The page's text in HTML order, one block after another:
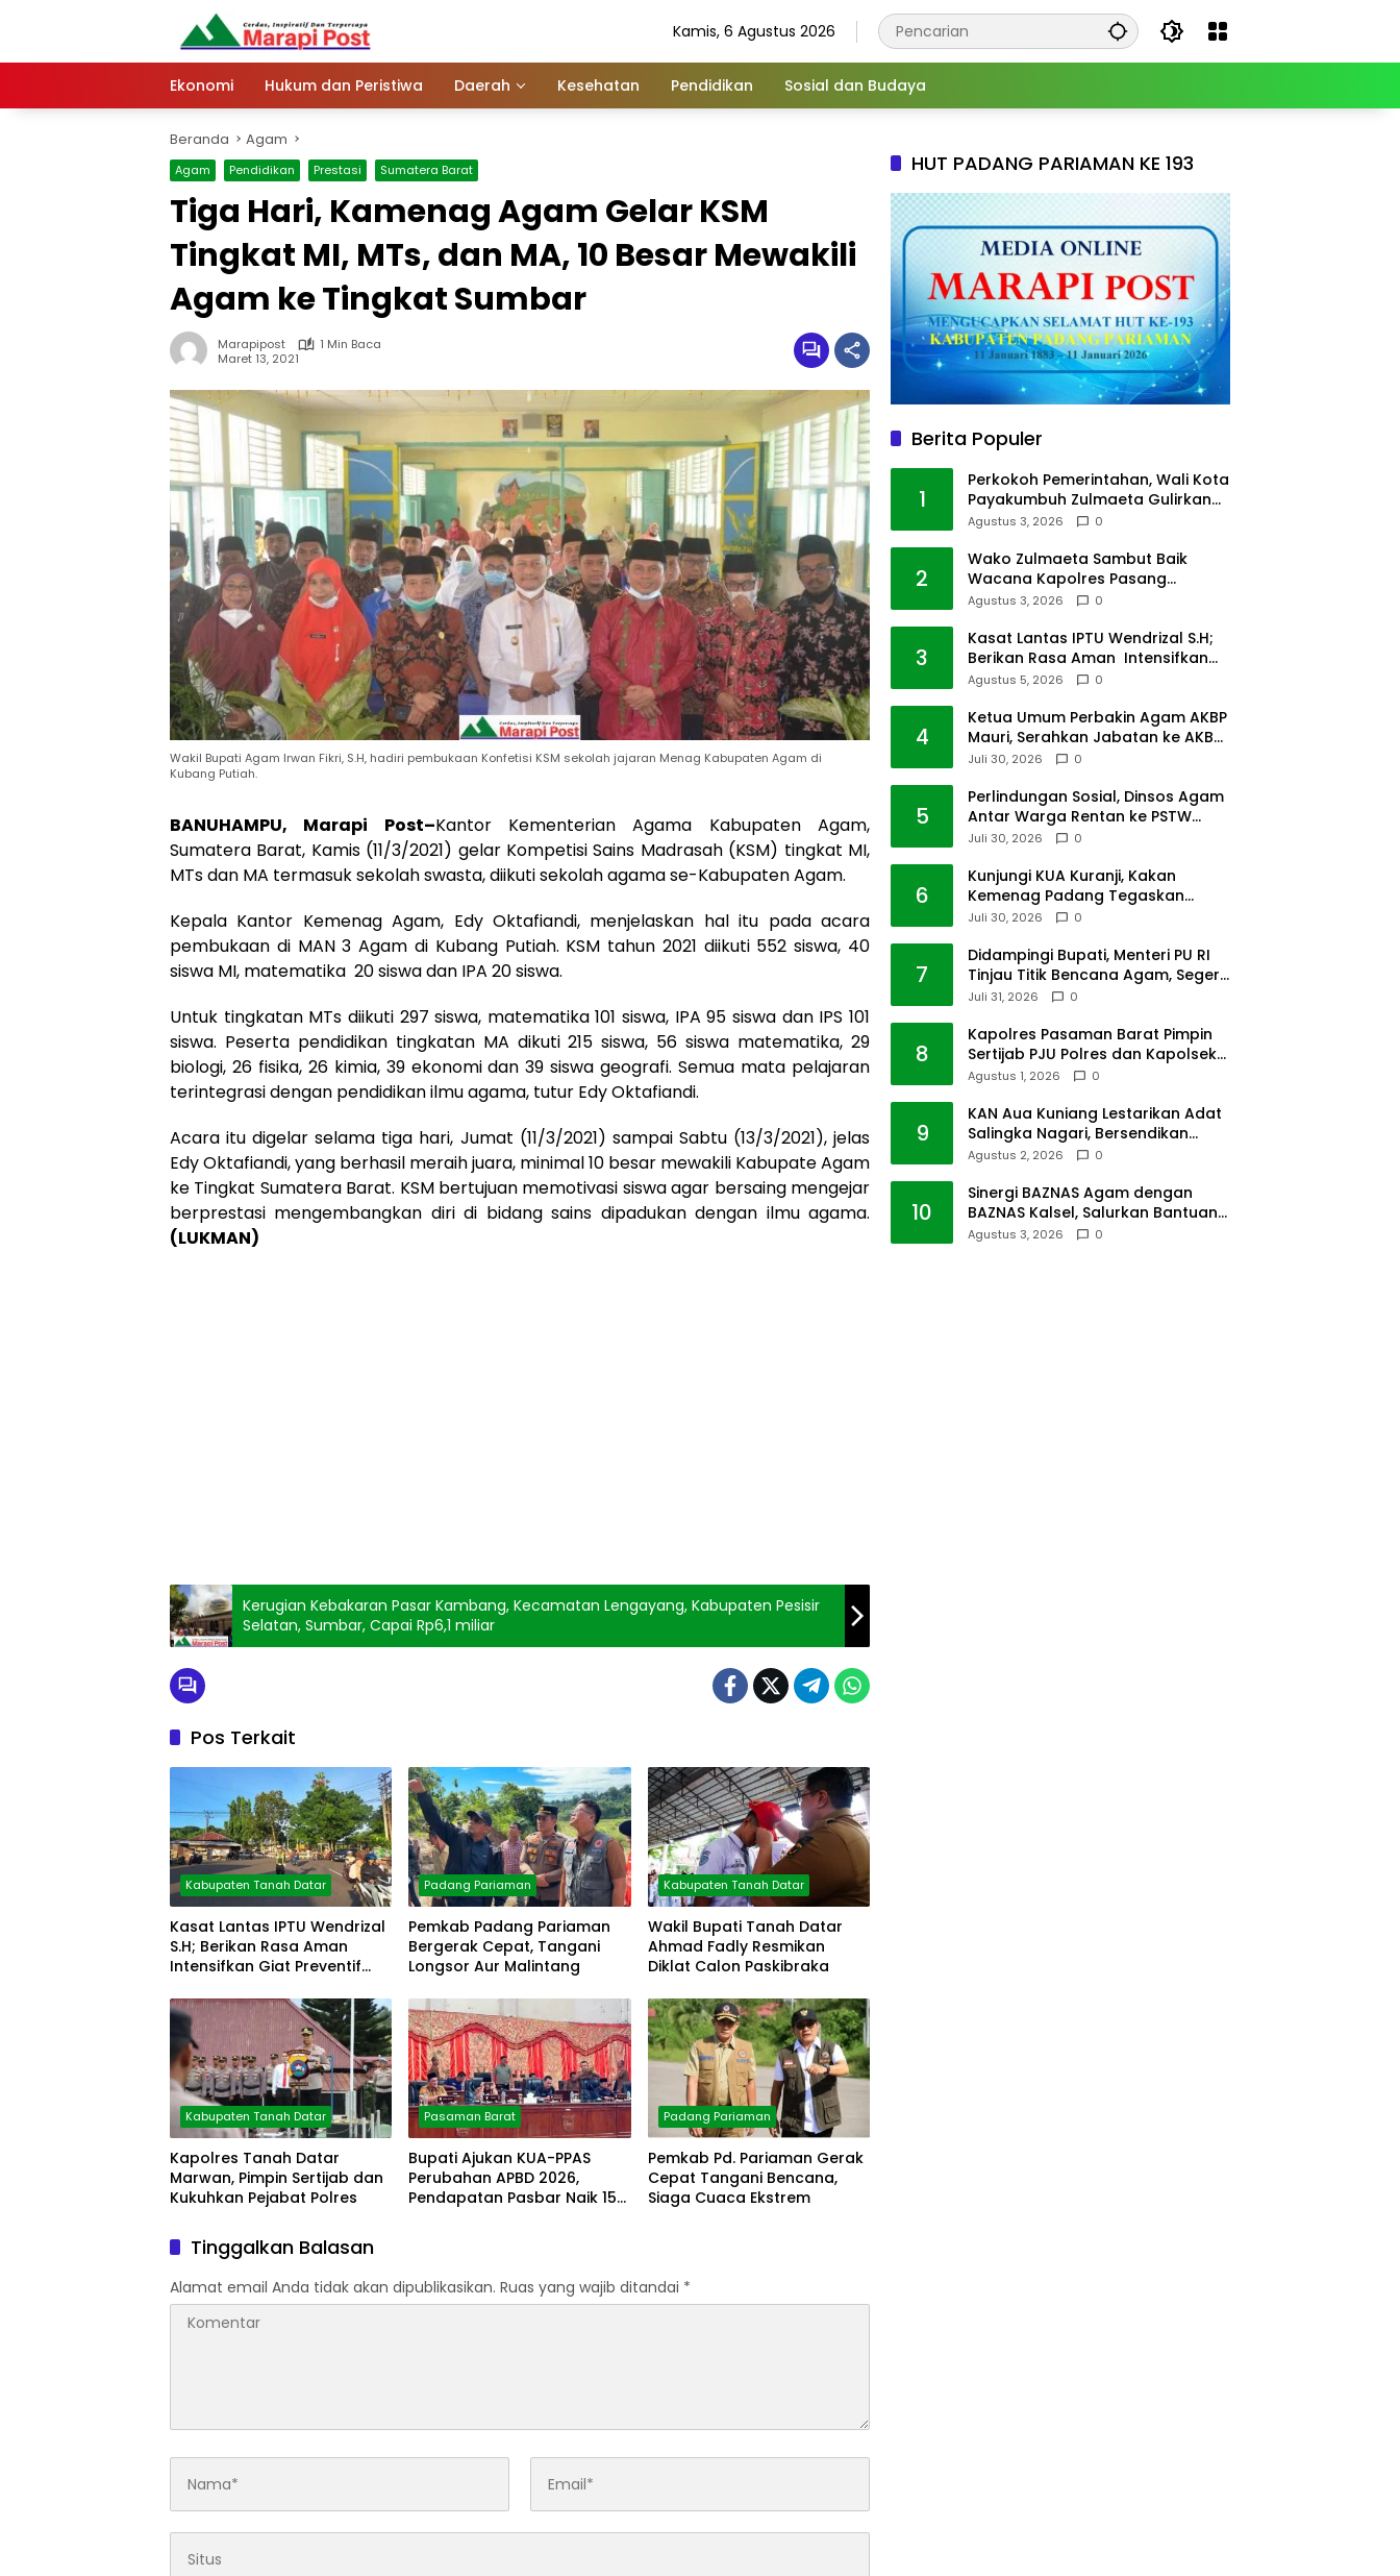
Kamis, 6 Agustus 2026
Ekonomi Hukum dan Peristiwa Daerah Kesehatan Pendidikan Sosial dan Budaya
Beranda Agam
Agam Pendidikan Prestasi Sumatera Barat
Tiga Hari, Kamenag Agam Gelar KSM
Tingkat MI, MTs, dan MA, 10 Besar Mewakili
Agam ke Tingkat Sumbar
Marapipost
1 Min Baca
Maret 13, 2021
Wakil Bupati Agam Irwan Fikri, S.H, hadiri pembukaan Konfetisi KSM sekolah jajaran Menag Kabupaten Agam di
Kubang Putiah.
BANUHAMPU, Marapi Post–Kantor Kementerian Agama Kabupaten Agam,
Sumatera Barat, Kamis (11/3/2021) gelar Kompetisi Sains Madrasah (KSM) tingkat MI,
MTs dan MA termasuk sekolah swasta, diikuti sekolah agama se-Kabupaten Agam.
Kepala Kantor Kemenag Agam, Edy Oktafiandi, menjelaskan hal itu pada acara
pembukaan di MAN 3 Agam di Kubang Putiah. KSM tahun 2021 diikuti 552 siswa, 40
siswa MI, matematika 20 siswa dan IPA 20 siswa.
Untuk tingkatan MTs diikuti 297 siswa, matematika 101 siswa, IPA 95 siswa dan IPS 101
siswa. Peserta pendidikan tingkatan MA dikuti 215 siswa, 56 siswa matematika, 29
biologi, 26 fisika, 26 kimia, 39 ekonomi dan 39 siswa geografi. Semua mata pelajaran
terintegrasi dengan pendidikan ilmu agama, tutur Edy Oktafiandi.
Acara itu digelar selama tiga hari, Jumat (11/3/2021) sampai Sabtu (13/3/2021), jelas
Edy Oktafiandi, yang berhasil meraih juara, minimal 10 besar mewakili Kabupate Agam
ke Tingkat Sumatera Barat. KSM bertujuan memotivasi siswa agar bersaing mengejar
berprestasi mengembangkan diri di bidang sains dipadukan dengan ilmu agama.
(LUKMAN)
Kerugian Kebakaran Pasar Kambang, Kecamatan Lengayang, Kabupaten Pesisir
Selatan, Sumbar, Capai Rp6,1 miliar
Pos Terkait
Kabupaten Tanah Datar
Kasat Lantas IPTU Wendrizal
S.H; Berikan Rasa Aman
Intensifkan Giat Preventif
Padang Pariaman
Pemkab Padang Pariaman
Bergerak Cepat, Tangani
Longsor Aur Malintang
Kabupaten Tanah Datar
Wakil Bupati Tanah Datar
Ahmad Fadly Resmikan
Diklat Calon Paskibraka
Kabupaten Tanah Datar
Kapolres Tanah Datar
Marwan, Pimpin Sertijab dan
Kukuhkan Pejabat Polres
Pasaman Barat
Bupati Ajukan KUA-PPAS
Perubahan APBD 2026,
Pendapatan Pasbar Naik 15
Padang Pariaman
Pemkab Pd. Pariaman Gerak
Cepat Tangani Bencana,
Siaga Cuaca Ekstrem
Tinggalkan Balasan
Alamat email Anda tidak akan dipublikasikan. Ruas yang wajib ditandai *
HUT PADANG PARIAMAN KE 193
Berita Populer
1
Perkokoh Pemerintahan, Wali Kota
Payakumbuh Zulmaeta Gulirkan
Jabatan
Agustus 3, 2026 0
2
Wako Zulmaeta Sambut Baik
Wacana Kapolres Pasang
Kamera Pantau Lalin
Agustus 3, 2026 0
3
Kasat Lantas IPTU Wendrizal S.H;
Berikan Rasa Aman Intensifkan
Giat Preventif Pagi
Agustus 5, 2026 0
4
Ketua Umum Perbakin Agam AKBP
Mauri, Serahkan Jabatan ke AKBP
Masnoni
Juli 30, 2026 0
5
Perlindungan Sosial, Dinsos Agam
Antar Warga Rentan ke PSTW
Batusangkar
Juli 30, 2026 0
6
Kunjungi KUA Kuranji, Kakan
Kemenag Padang Tegaskan
Terapkan Disiplin Kerja
Juli 30, 2026 0
7
Didampingi Bupati, Menteri PU RI
Tinjau Titik Bencana Agam, Segera
Dipulihkan
Juli 31, 2026 0
8
Kapolres Pasaman Barat Pimpin
Sertijab PJU Polres dan Kapolsek
Sungai Beremas
Agustus 1, 2026 0
9
KAN Aua Kuniang Lestarikan Adat
Salingka Nagari, Bersendikan
Kitabullah
Agustus 2, 2026 0
10
Sinergi BAZNAS Agam dengan
BAZNAS Kalsel, Salurkan Bantuan
Bencana Alam
Agustus 3, 2026 0